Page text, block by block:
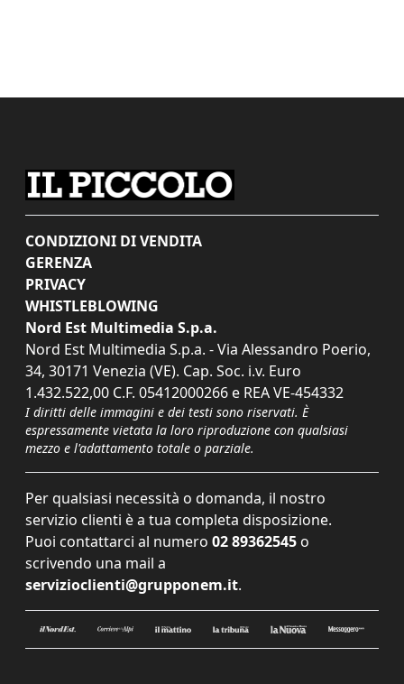
CONDIZIONI DI VENDITA
GERENZA
PRIVACY
WHISTLEBLOWING
Nord Est Multimedia S.p.a.
Nord Est Multimedia S.p.a. - Via Alessandro Poerio,
34, 30171 Venezia (VE). Cap. Soc. i.v. Euro
1.432.522,00 C.F. 05412000266 e REA VE-454332
I diritti delle immagini e dei testi sono riservati. È
espressamente vietata la loro riproduzione con qualsiasi
mezzo e l'adattamento totale o parziale.
Per qualsiasi necessità o domanda, il nostro
servizio clienti è a tua completa disposizione.
Puoi contattarci al numero 02 89362545 o
scrivendo una mail a
servizioclienti@grupponem.it.